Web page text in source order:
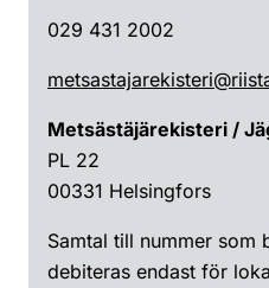
029 431 2002
Metsästäjärekisteri /
PL 22
00331 Helsingfors
Samtal till nummer som
debiteras endast för